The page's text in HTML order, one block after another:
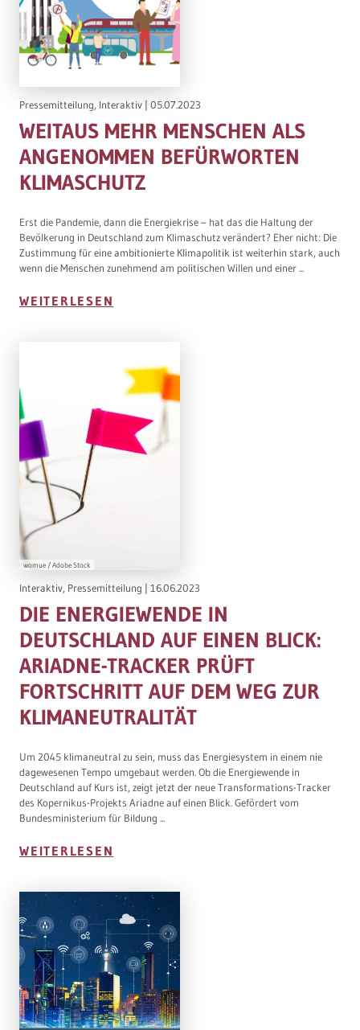
Pressemitteilung, Interaktiv | 05.07.2023
WEITAUS MEHR MENSCHEN ALS
ANGENOMMEN BEFÜRWORTEN
KLIMASCHUTZ
Erst die Pandemie, dann die Energiekrise – hat das die Haltung der
Bevölkerung in Deutschland zum Klimaschutz verändert? Eher nicht: Die
Zustimmung für eine ambitionierte Klimapolitik ist weiterhin stark, auch
wenn die Menschen zunehmend am politischen Willen und einer ...
WEITERLESEN
womue / Adobe Stock
Interaktiv, Pressemitteilung | 16.06.2023
DIE ENERGIEWENDE IN
DEUTSCHLAND AUF EINEN BLICK:
ARIADNE-TRACKER PRÜFT
FORTSCHRITT AUF DEM WEG ZUR
KLIMANEUTRALITÄT
Um 2045 klimaneutral zu sein, muss das Energiesystem in einem nie
dagewesenen Tempo umgebaut werden. Ob die Energiewende in
Deutschland auf Kurs ist, zeigt jetzt der neue Transformations-Tracker
des Kopernikus-Projekts Ariadne auf einen Blick. Gefördert vom
Bundesministerium für Bildung ...
WEITERLESEN
Governance
Europa & Green Deal
Themen Übersicht
Soziales Nachhaltigkeitsbarometer